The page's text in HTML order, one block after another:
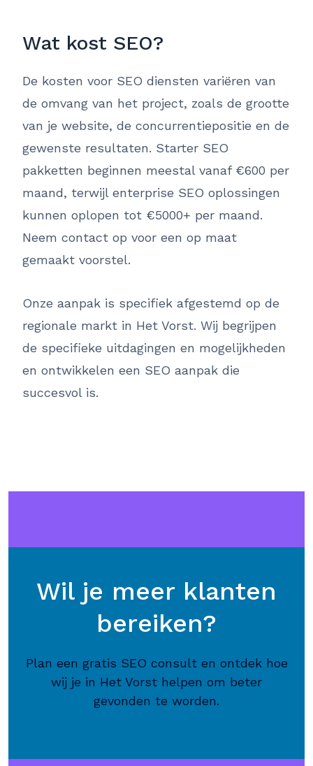
Wat kost SEO?
De kosten voor SEO diensten variëren van
de omvang van het project, zoals de grootte
van je website, de concurrentiepositie en de
gewenste resultaten. Starter SEO
pakketten beginnen meestal vanaf €600 per
maand, terwijl enterprise SEO oplossingen
kunnen oplopen tot €5000+ per maand.
Neem contact op voor een op maat
gemaakt voorstel.
Onze aanpak is specifiek afgestemd op de
regionale markt in Het Vorst. Wij begrijpen
de specifieke uitdagingen en mogelijkheden
en ontwikkelen een SEO aanpak die
succesvol is.
Wil je meer klanten
bereiken?
Plan een gratis SEO consult en ontdek hoe
wij je in Het Vorst helpen om beter
gevonden te worden.